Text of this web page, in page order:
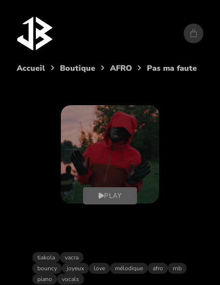
Accueil Boutique AFRO Pas ma faute
PLAY
tiakola
vacra
bouncy
joyeux love mélodique afro
rnb
piano
vocals